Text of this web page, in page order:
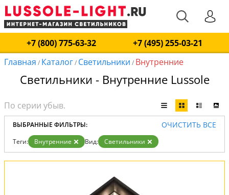
+7 (800) 775-63-32
+7 (495) 255-03-21
Главная / Каталог/ Светильники / Внутренние
Светильники - Внутренние Lussole
ВЫБРАННЫЕ ФИЛЬТРЫ: ОЧИСТИТЬ ВСЕ
Теги: Внутренние Вид: Светильники